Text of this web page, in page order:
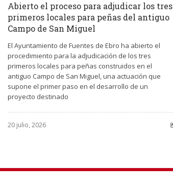
Abierto el proceso para adjudicar los tres
primeros locales para peñas del antiguo
Campo de San Miguel
El Ayuntamiento de Fuentes de Ebro ha abierto el
procedimiento para la adjudicación de los tres
primeros locales para peñas construidos en el
antiguo Campo de San Miguel, una actuación que
supone el primer paso en el desarrollo de un
proyecto destinado
20 julio, 2026